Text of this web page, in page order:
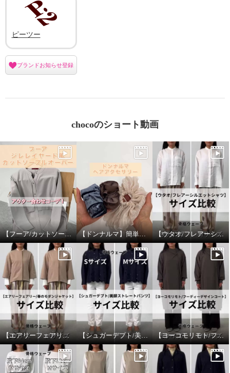
ピーツー
ブランドお知らせ登録
chocoのショート動画
【フーア/カットソープルオーバー】アウター合わせ！ 【ドンナルマ】簡単ヘアアレンジ！ 【ウタオ/フレアーシルエットシャツ】サイズ比較
【エアリーフェアリー/春のモダンジャケット】サイズ比較 【シュガーデプト/美脚ストレートパンツ】サイズ比較 【ヨーコモリモト/フーディーデザインコート】サイズ比較